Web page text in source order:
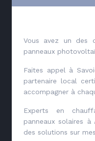
Vous avez un des
panneaux
Faites appel à
partenaire local
accompagner à
Experts en
panneaux solaires à
des solutions sur